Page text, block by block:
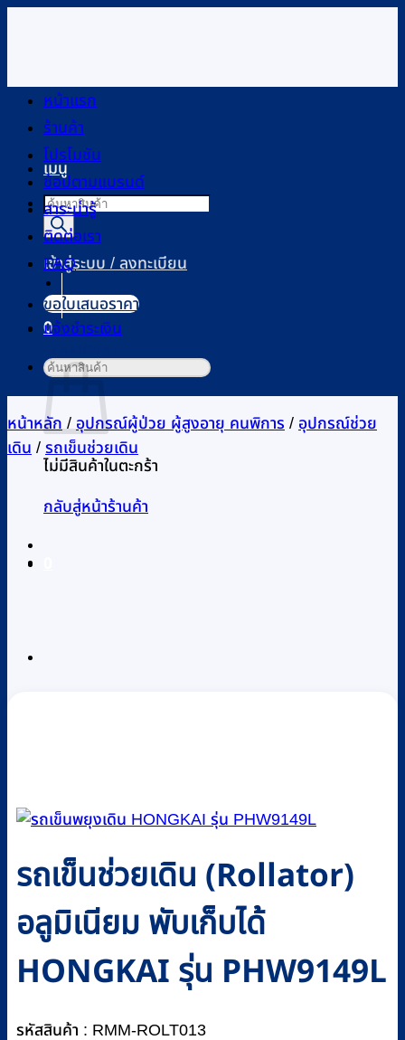
เนื้อหา
เมนู
Products
search
เข้าสู่ระบบ / ลงทะเบียน
0
ไม่มีสินค้าในตะกร้า
กลับสู่หน้าร้านค้า
หน้าแรก
ร้านค้า
โปรโมชัน
ช้อปตามแบรนด์
สาระน่ารู้
ติดต่อเรา
FAQ
ขอใบเสนอราคา
แจ้งชำระเงิน
ค้นหา:
หน้าหลัก / อุปกรณ์ผู้ป่วย ผู้สูงอายุ คนพิการ / อุปกรณ์ช่วย
เดิน / รถเข็นช่วยเดิน
รถเข็นช่วยเดิน (Rollator)
อลูมิเนียม พับเก็บได้
HONGKAI รุ่น PHW9149L
รหัสสินค้า : RMM-ROLT013